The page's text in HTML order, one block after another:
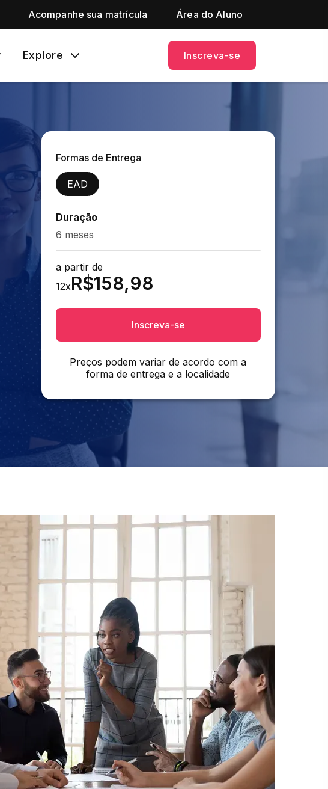
Acompanhe sua matrícula Área do Aluno
Explore Inscreva-se
Formas de Entrega
EAD
Duração
6 meses
a partir de
12xR$158,98
Inscreva-se
Preços podem variar de acordo com a
forma de entrega e a localidade